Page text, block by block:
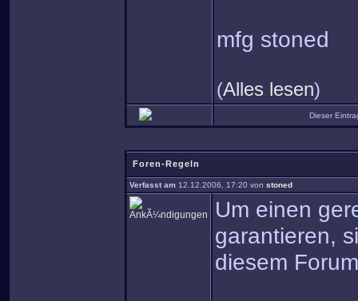
mfg stoned
(Alles lesen)
Dieser
Foren-Regeln
Verfasst am 12.12.2006, 17:20 von stoned
Um einen
garantieren,
diesem